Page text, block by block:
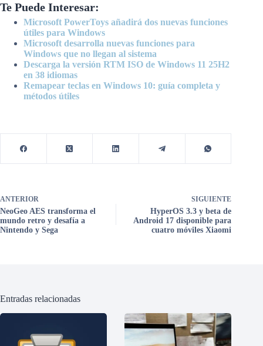
Te Puede Interesar:
Microsoft PowerToys añadirá dos nuevas funciones
útiles para Windows
Microsoft desarrolla nuevas funciones para
Windows que no llegan al sistema
Descarga la versión RTM ISO de Windows 11 25H2
en 38 idiomas
Remapear teclas en Windows 10: guía completa y
métodos útiles
ANTERIOR
NeoGeo AES transforma el
mundo retro y desafía a
Nintendo y Sega
SIGUIENTE
HyperOS 3.3 y beta de
Android 17 disponible para
cuatro móviles Xiaomi
Entradas relacionadas